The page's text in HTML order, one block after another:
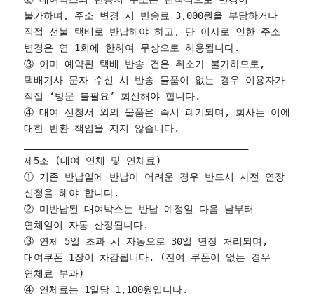
불가하며, 주소 변경 시 반송료 3,000원을 부담하거나
직접 선불 택배로 반납해야 하고, 단 이사로 인한 주소
변경은 연 1회에 한하여 무상으로 허용됩니다.
③ 이미 예약된 택배 반송 건은 취소가 불가하므로,
택배기사 문자 수신 시 반송 물품이 없는 경우 이용자가
직접 ‘방문 불필요’ 회신해야 합니다.
④ 대여 신청서 외의 물품은 즉시 폐기되며, 회사는 이에
대한 반환 책임을 지지 않습니다.
제5조 (대여 연체 및 연체료)
① 기존 반납일에 반납이 어려운 경우 반드시 사전 연장
신청을 해야 합니다.
② 미반납된 대여박스는 반납 예정일 다음 날부터
연체일이 자동 산정됩니다.
③ 연체 5일 초과 시 자동으로 30일 연장 처리되며,
대여쿠폰 1장이 차감됩니다. (잔여 쿠폰이 없는 경우
연체료 부과)
④ 연체료는 1일당 1,100원입니다.